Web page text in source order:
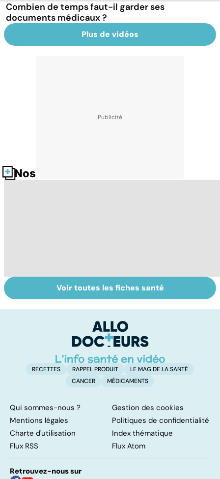
Combien de temps faut-il garder ses
documents médicaux ?
Plus de vidéos
Nos fiches santé
Tout savoir sur
les virus
Votre santé en
vacances
Voir toutes les fiches santé
RECETTES RAPPEL PRODUIT
LE MAG DE LA SANTÉ
CANCER
MÉDICAMENTS
Qui sommes-nous ?
Gestion des cookies
Mentions légales
Politiques de confidentialité
Charte d'utilisation
Index thématique
Flux RSS
Flux Atom
Retrouvez-nous sur